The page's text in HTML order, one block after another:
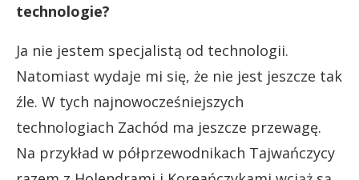
technologie?
Ja nie jestem specjalistą od technologii.
Natomiast wydaje mi się, że nie jest jeszcze tak
źle. W tych najnowocześniejszych
technologiach Zachód ma jeszcze przewagę.
Na przykład w półprzewodnikach Tajwańczycy